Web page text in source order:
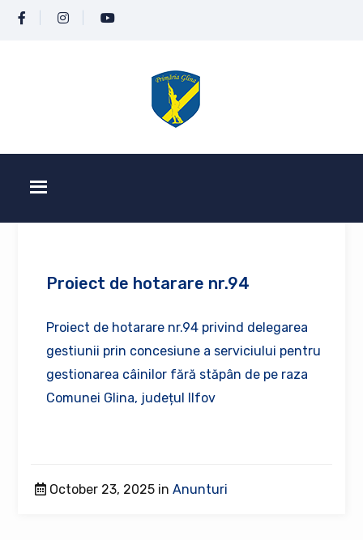
Proiect de hotarare nr.94
Proiect de hotarare nr.94 privind delegarea
gestiunii prin concesiune a serviciului pentru
gestionarea câinilor fără stăpân de pe raza
Comunei Glina, județul Ilfov
October 23, 2025 inAnunturi